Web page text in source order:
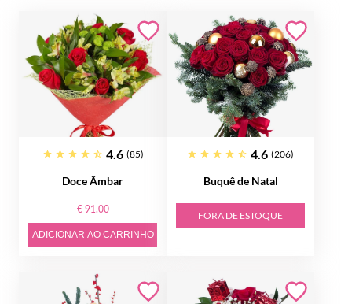
4.6 (85)
Doce Âmbar
€ 91.00
ADICIONAR AO CARRINHO
4.6 (206)
Buquê de Natal
FORA DE ESTOQUE